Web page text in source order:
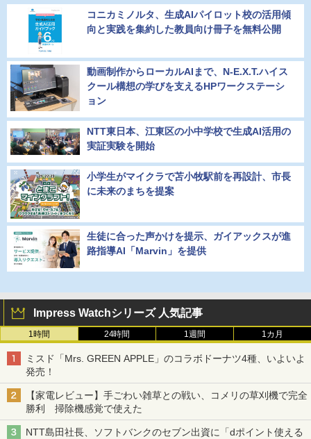
コニカミノルタ、生成AIパイロット校の活用傾
向と実践を集約した教員向け冊子を無料公開
動画制作からローカルAIまで、N-E.X.T.ハイス
クール構想の学びを支えるHPワークステーシ
ョン
NTT東日本、江東区の小中学校で生成AI活用の
実証実験を開始
小学生がマイクラで苫小牧駅前を再設計、市長
に未来のまちを提案
生徒に合った声かけを提示、ガイアックスが進
路指導AI「Marvin」を提供
Impress Watchシリーズ 人気記事
1時間 24時間 1週間 1カ月
ミスド「Mrs. GREEN APPLE」のコラボドーナツ4種、いよいよ
発売！
【家電レビュー】手ごわい雑草との戦い、コメリの草刈機で完全
勝利 掃除機感覚で使えた
NTT島田社長、ソフトバンクのセブン出資に「dポイント使える